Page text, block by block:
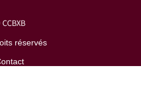
CCBXB
réservés